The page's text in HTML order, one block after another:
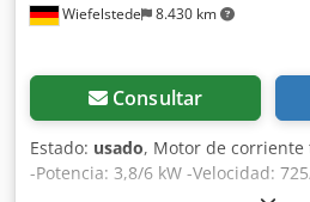
Wiefelstede 8.430 km
Consultar
Estado: usado, Motor de
-Potencia: 3,8/6 kW -Velocidad: